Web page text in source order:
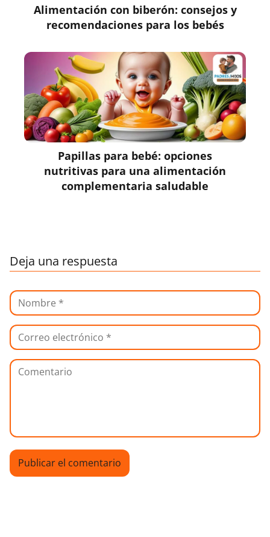
Alimentación con biberón: consejos y
recomendaciones para los bebés
Papillas para bebé: opciones
nutritivas para una alimentación
complementaria saludable
Deja una respuesta